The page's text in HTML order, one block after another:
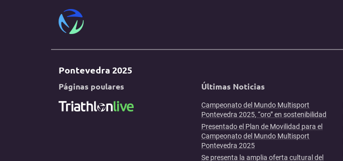
Pontevedra 2025
Páginas poulares Últimas Noticias
Campeonato del Mundo Multisport
Pontevedra 2025, “oro” en sostenibilidad
Presentado el Plan de Movilidad para el
Campeonato del Mundo Multisport
Pontevedra 2025
Se presenta la amplia oferta cultural del